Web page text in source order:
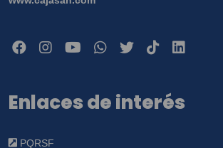
Enlaces de interés
PQRSF